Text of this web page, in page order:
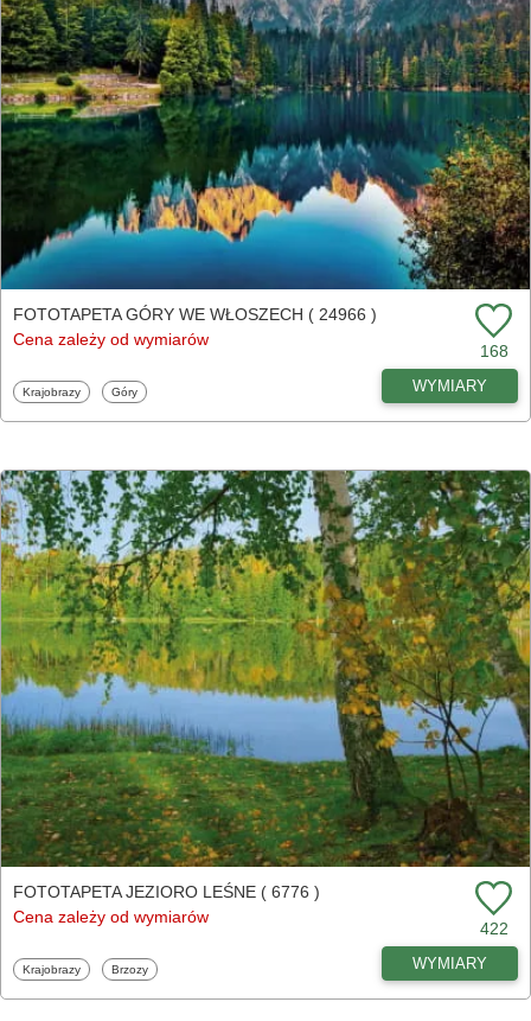
FOTOTAPETA GÓRY WE WŁOSZECH ( 24966 )
Cena zależy od wymiarów
168
Fototapety
Krajobrazy Fototapety
Góry WYMIARY
FOTOTAPETA JEZIORO LEŚNE ( 6776 )
Cena zależy od wymiarów
422
Fototapety
Krajobrazy Fototapety
Brzozy WYMIARY